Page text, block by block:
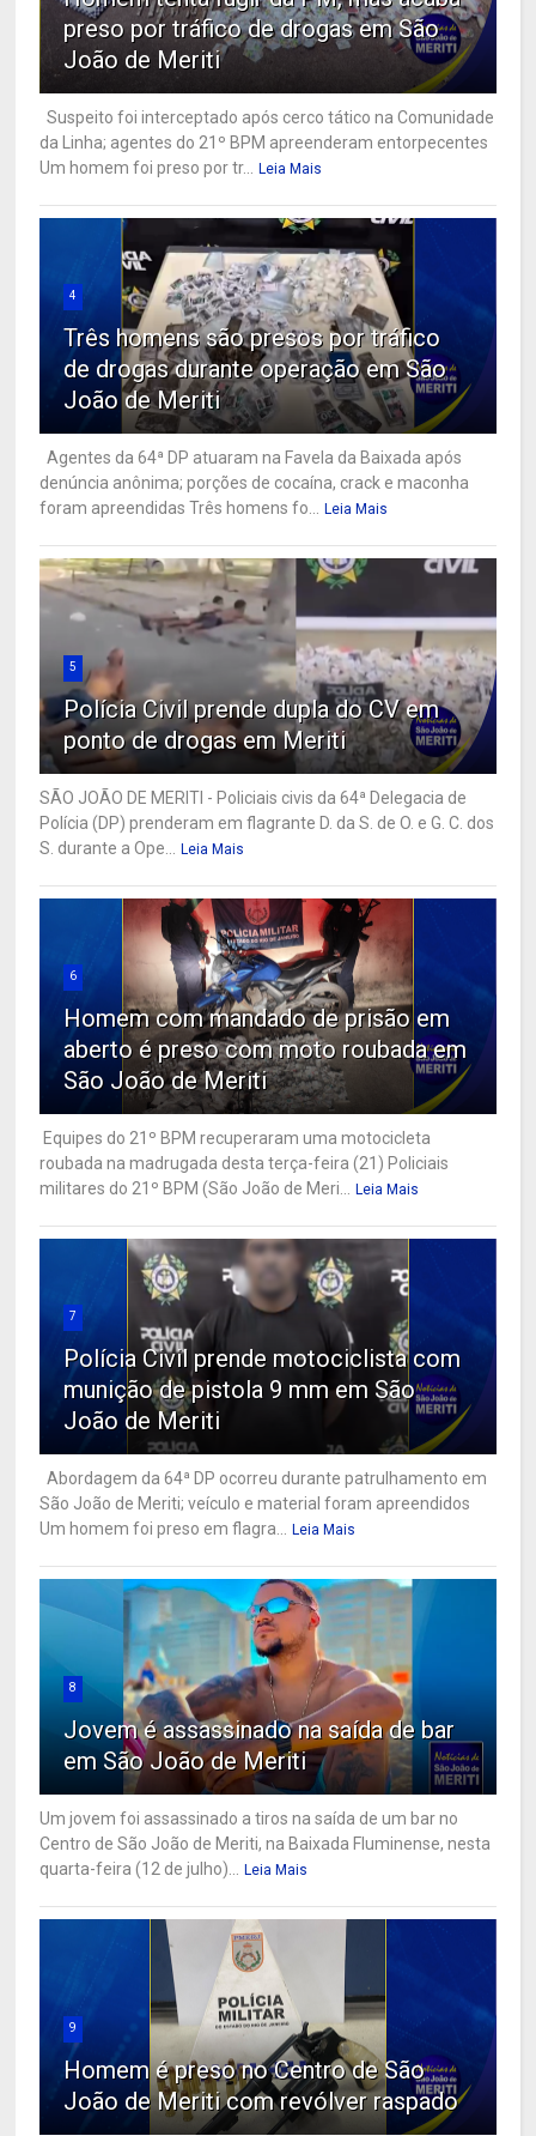
preso por tráfico de drogas em São
João de Meriti
Suspeito foi interceptado após cerco tático na Comunidade
da Linha; agentes do 21º BPM apreenderam entorpecentes
Um homem foi preso por tr...
Leia Mais
4
Três homens são presos por tráfico
de drogas durante operação em São
João de Meriti
Agentes da 64ª DP atuaram na Favela da Baixada após
denúncia anônima; porções de cocaína, crack e maconha
foram apreendidas Três homens fo...
Leia Mais
5
Polícia Civil prende dupla do CV em
ponto de drogas em Meriti
SÃO JOÃO DE MERITI - Policiais civis da 64ª Delegacia de
Polícia (DP) prenderam em flagrante D. da S. de O. e G. C. dos
S. durante a Ope...
Leia Mais
6
Homem com mandado de prisão em
aberto é preso com moto roubada em
São João de Meriti
Equipes do 21º BPM recuperaram uma motocicleta
roubada na madrugada desta terça-feira (21) Policiais
militares do 21º BPM (São João de Meri...
Leia Mais
7
Polícia Civil prende motociclista com
munição de pistola 9 mm em São
João de Meriti
Abordagem da 64ª DP ocorreu durante patrulhamento em
São João de Meriti; veículo e material foram apreendidos
Um homem foi preso em flagra...
Leia Mais
8
Jovem é assassinado na saída de bar
em São João de Meriti
Um jovem foi assassinado a tiros na saída de um bar no
Centro de São João de Meriti, na Baixada Fluminense, nesta
quarta-feira (12 de julho)...
Leia Mais
9
Homem é preso no Centro de São
João de Meriti com revólver raspado